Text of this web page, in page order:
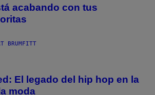
acabando con tus
BRUMFITT
El legado del hip hop en la
moda